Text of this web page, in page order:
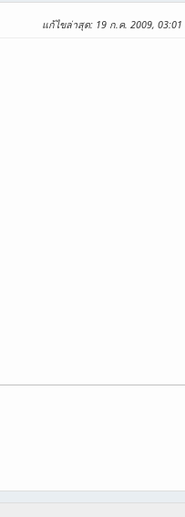
แก้ไขล่าสุด: 19 ก.ค. 2009, 03:01 น.